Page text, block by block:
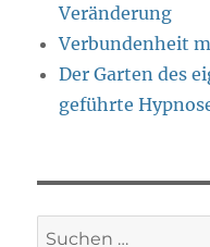
Veränderung
Verbundenheit
Der Garten des
geführte
Suche